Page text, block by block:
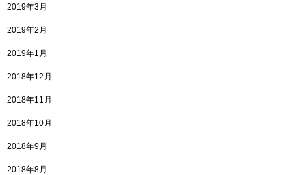
2019年3月
2019年2月
2019年1月
2018年12月
2018年11月
2018年10月
2018年9月
2018年8月